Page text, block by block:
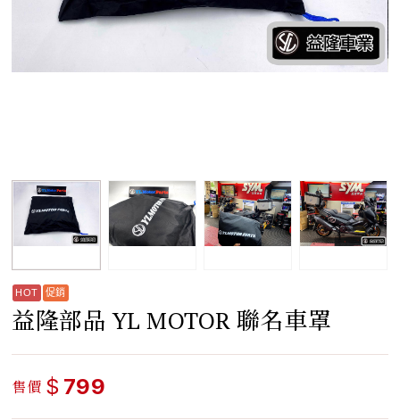
益隆部品 YL MOTOR 聯名車罩
售價 $ 799